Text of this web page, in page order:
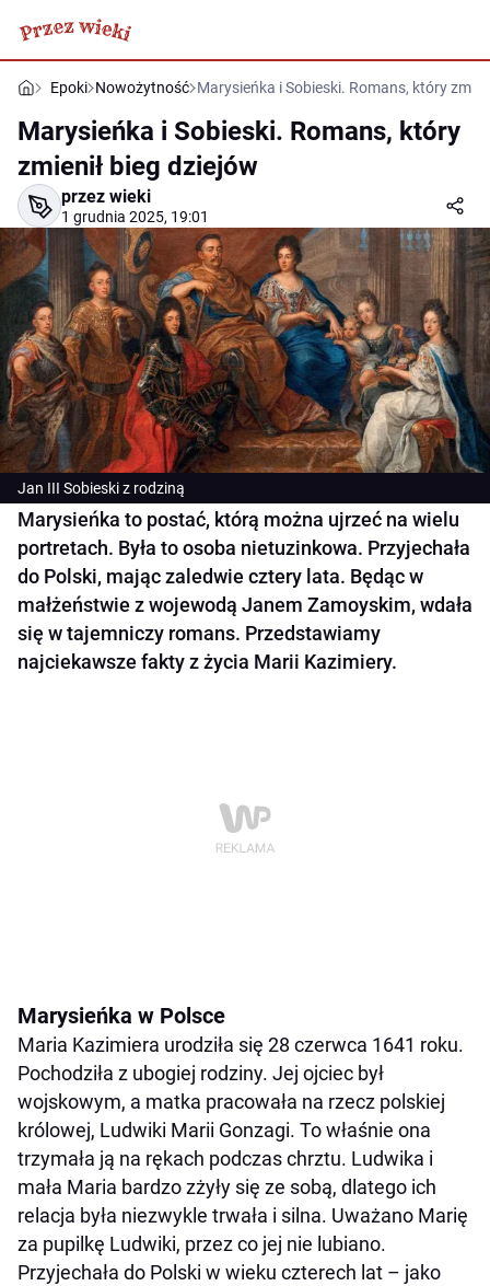
Epoki Nowożytność Marysieńka i Sobieski. Romans, który
Marysieńka i Sobieski. Romans, który
zmienił bieg dziejów
przez wieki
1 grudnia 2025, 19:01
Jan III Sobieski z rodziną
Marysieńka to postać, którą można ujrzeć na wielu
portretach. Była to osoba nietuzinkowa. Przyjechała
do Polski, mając zaledwie cztery lata. Będąc w
małżeństwie z wojewodą Janem Zamoyskim, wdała
się w tajemniczy romans. Przedstawiamy
najciekawsze fakty z życia Marii Kazimiery.
Marysieńka w Polsce
Maria Kazimiera urodziła się 28 czerwca 1641 roku.
Pochodziła z ubogiej rodziny. Jej ojciec był
wojskowym, a matka pracowała na rzecz polskiej
królowej, Ludwiki Marii Gonzagi. To właśnie ona
trzymała ją na rękach podczas chrztu. Ludwika i
mała Maria bardzo zżyły się ze sobą, dlatego ich
relacja była niezwykle trwała i silna. Uważano Marię
za pupilkę Ludwiki, przez co jej nie lubiano.
Przyjechała do Polski w wieku czterech lat – jako